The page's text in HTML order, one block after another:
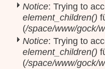
Notice: Trying to
element_children()
(/space/www/gock/
Notice: Trying to
element_children()
(/space/www/gock/